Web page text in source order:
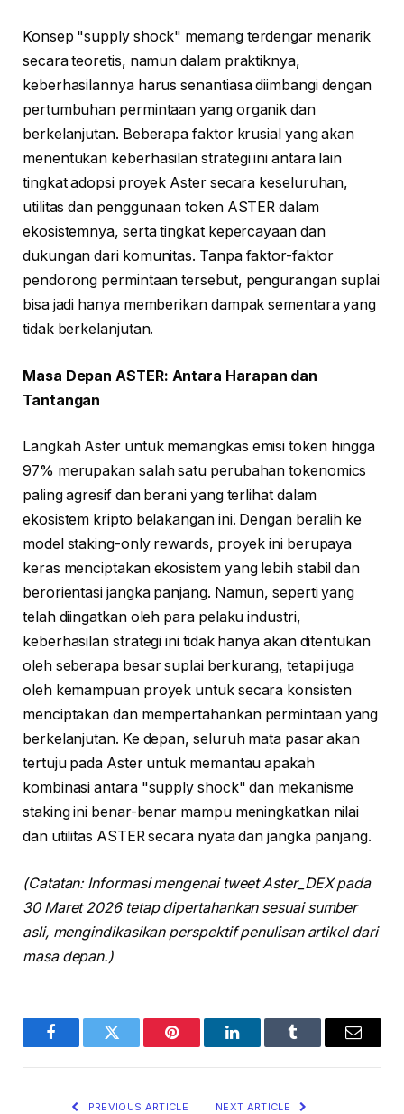
Konsep "supply shock" memang terdengar menarik
secara teoretis, namun dalam praktiknya,
keberhasilannya harus senantiasa diimbangi dengan
pertumbuhan permintaan yang organik dan
berkelanjutan. Beberapa faktor krusial yang akan
menentukan keberhasilan strategi ini antara lain
tingkat adopsi proyek Aster secara keseluruhan,
utilitas dan penggunaan token ASTER dalam
ekosistemnya, serta tingkat kepercayaan dan
dukungan dari komunitas. Tanpa faktor-faktor
pendorong permintaan tersebut, pengurangan suplai
bisa jadi hanya memberikan dampak sementara yang
tidak berkelanjutan.
Masa Depan ASTER: Antara Harapan dan
Tantangan
Langkah Aster untuk memangkas emisi token hingga
97% merupakan salah satu perubahan tokenomics
paling agresif dan berani yang terlihat dalam
ekosistem kripto belakangan ini. Dengan beralih ke
model staking-only rewards, proyek ini berupaya
keras menciptakan ekosistem yang lebih stabil dan
berorientasi jangka panjang. Namun, seperti yang
telah diingatkan oleh para pelaku industri,
keberhasilan strategi ini tidak hanya akan ditentukan
oleh seberapa besar suplai berkurang, tetapi juga
oleh kemampuan proyek untuk secara konsisten
menciptakan dan mempertahankan permintaan yang
berkelanjutan. Ke depan, seluruh mata pasar akan
tertuju pada Aster untuk memantau apakah
kombinasi antara "supply shock" dan mekanisme
staking ini benar-benar mampu meningkatkan nilai
dan utilitas ASTER secara nyata dan jangka panjang.
(Catatan: Informasi mengenai tweet Aster_DEX pada
30 Maret 2026 tetap dipertahankan sesuai sumber
asli, mengindikasikan perspektif penulisan artikel dari
masa depan.)
FacebookTwitter Pinterest LinkedInTumblr Email
PREVIOUS ARTICLE NEXT ARTICLE